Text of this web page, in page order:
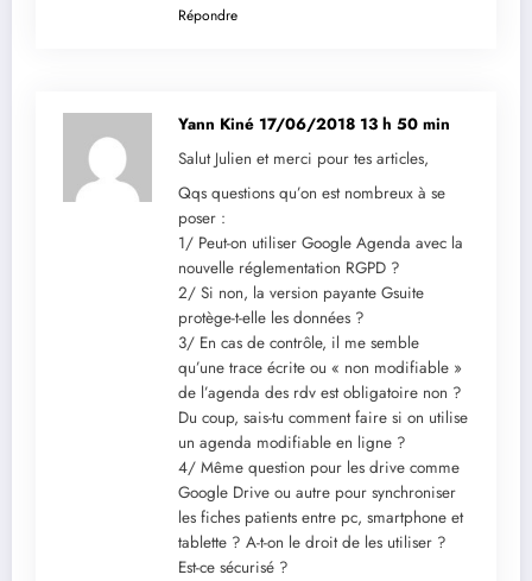
Répondre
Yann Kiné 17/06/2018 13 h 50 min
Salut Julien et merci pour tes articles,
Qqs questions qu’on est nombreux à se
poser :
1/ Peut-on utiliser Google Agenda avec la
nouvelle réglementation RGPD ?
2/ Si non, la version payante Gsuite
protège-t-elle les données ?
3/ En cas de contrôle, il me semble
qu’une trace écrite ou « non modifiable »
de l’agenda des rdv est obligatoire non ?
Du coup, sais-tu comment faire si on utilise
un agenda modifiable en ligne ?
4/ Même question pour les drive comme
Google Drive ou autre pour synchroniser
les fiches patients entre pc, smartphone et
tablette ? A-t-on le droit de les utiliser ?
Est-ce sécurisé ?